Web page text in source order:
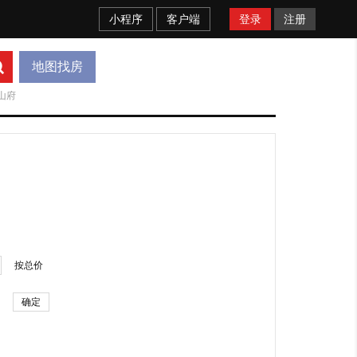
小程序 客户端 登录 注册
地图找房
府
按总价
确定